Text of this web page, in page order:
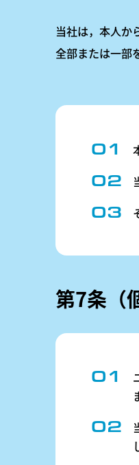
当社は，本人か
全部または一部
第7条（